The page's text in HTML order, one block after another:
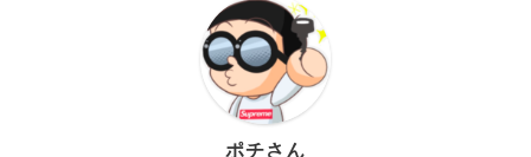
ポチさん